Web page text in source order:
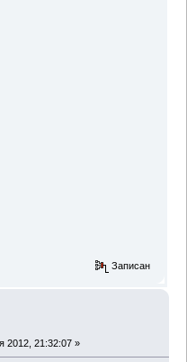
Записан
2012, 21:32:07 »